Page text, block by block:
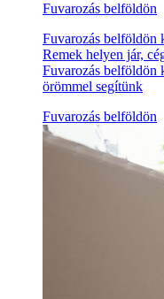
Fuvarozás belföldön
Fuvarozás belföldön
Remek helyen jár,
Fuvarozás belföldön
örömmel segítünk
Fuvarozás belföldön